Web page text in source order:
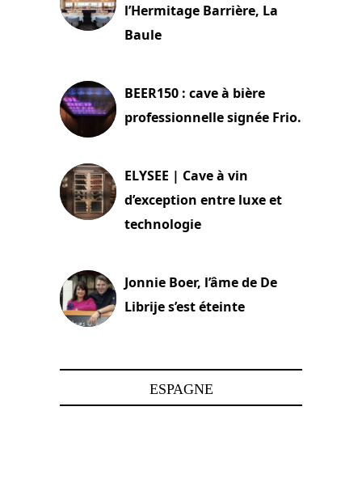
l’Hermitage Barrière, La
Baule
BEER150 : cave à bière
professionnelle signée Frio.
ELYSEE | Cave à vin
d’exception entre luxe et
technologie
Jonnie Boer, l’âme de De
Librije s’est éteinte
ESPAGNE